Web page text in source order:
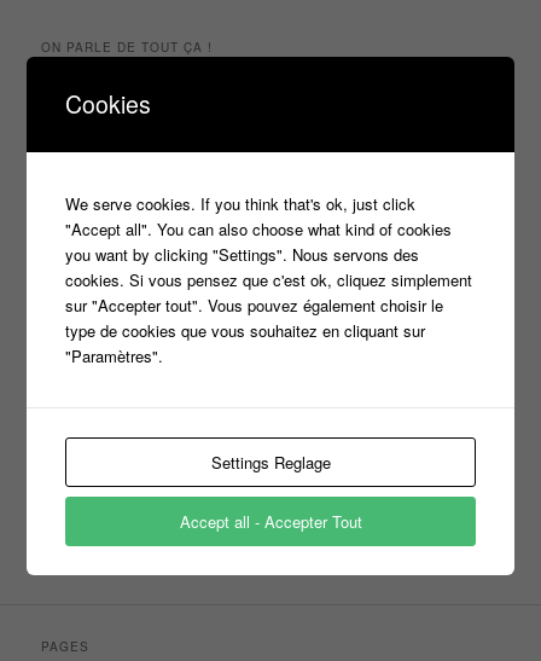
ON PARLE DE TOUT ÇA !
Article assister dans le public
casting
d8 Face à la bandefrance 2 france2 france 3
indiscrétions info info jeux tvInfos Inscription
jeu tvJeuxJeux TV Julien Courbet Jérémy Michalak
Koh Lantalaurence boccolini le maillon faible
n'oubliez pas les paroles
naguinoplp
pékin express révélation
tournage
PAGES
Cookies
We serve cookies. If you think that's ok, just click
"Accept all". You can also choose what kind of cookies
you want by clicking "Settings". Nous servons des
cookies. Si vous pensez que c'est ok, cliquez simplement
sur "Accepter tout". Vous pouvez également choisir le
type de cookies que vous souhaitez en cliquant sur
"Paramètres".
Settings Reglage
Accept all - Accepter Tout